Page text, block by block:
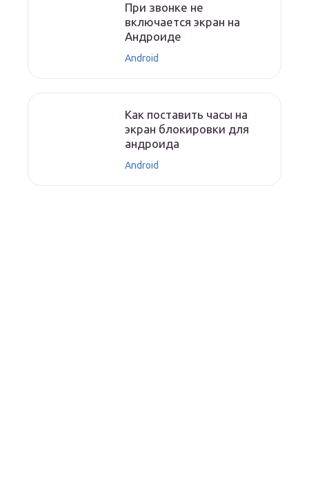
При звонке не
включается экран на
Андроиде
Android
Как поставить часы на
экран блокировки для
андроида
Android